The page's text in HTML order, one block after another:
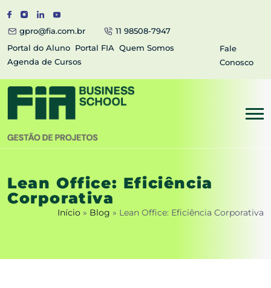
gpro@fia.com.br
11 98508-7947
Portal do Aluno Portal FIA Quem Somos
Agenda de Cursos
Fale
Conosco
Lean Office: Eficiência
Corporativa
Início » Blog » Lean Office: Eficiência Corporativa